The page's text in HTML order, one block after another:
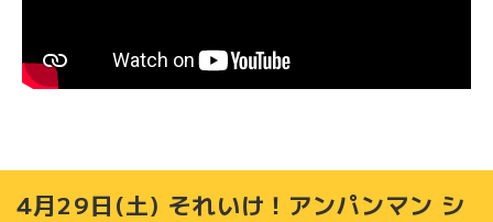
4月29日(土) それいけ！アンパンマン シ